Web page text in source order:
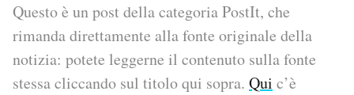
SHOP
CALENDARIO
Questo è un post della categoria PostIt, che
rimanda direttamente alla fonte originale della
notizia: potete leggerne il contenuto sulla fonte
stessa cliccando sul titolo qui sopra. Qui c’è